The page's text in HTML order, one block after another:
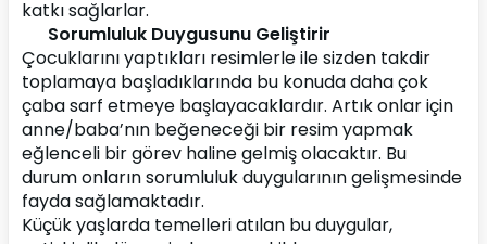
katkı sağlarlar.
Sorumluluk Duygusunu Geliştirir
Çocuklarını yaptıkları resimlerle ile sizden takdir
toplamaya başladıklarında bu konuda daha çok
çaba sarf etmeye başlayacaklardır. Artık onlar için
anne/baba’nın beğeneceği bir resim yapmak
eğlenceli bir görev haline gelmiş olacaktır. Bu
durum onların sorumluluk duygularının gelişmesinde
fayda sağlamaktadır.
Küçük yaşlarda temelleri atılan bu duygular,